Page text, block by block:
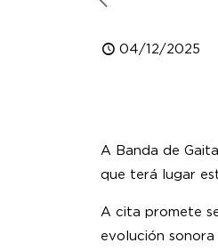
04/12/2025
A Banda de
que terá lugar
A cita promete
evolución